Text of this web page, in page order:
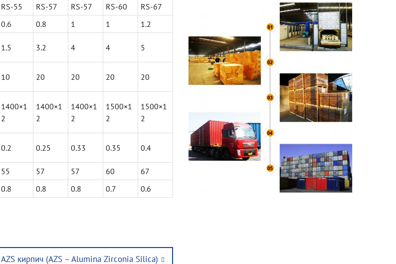
RS-55 RS-57 RS-57 RS-60
RS-67
0.6 0.8 1 1
1.2
1.5 3.2 4 4 5
10 20 20 20 20
1400×1
2
1400×1
2
1400×1
2
1500×1
2
1500×1
2
0.2 0.25 0.33 0.35 0.4
55 57 57 60
67
0.8 0.8 0.8 0.7 0.6
Next
AZS кирпич (AZS – Alumina Zirconia Silica)